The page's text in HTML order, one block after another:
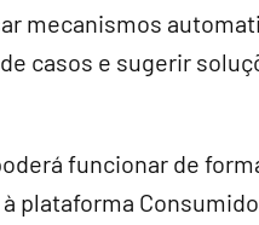
mecanismos
casos e sugerir
funcionar de
plataforma